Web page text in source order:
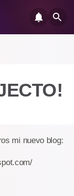
mi nuevo blog: